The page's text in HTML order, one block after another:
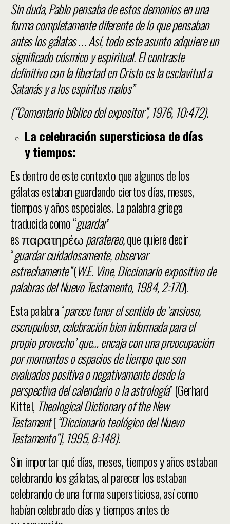
Sin duda, Pablo pensaba de estos demonios en una
forma completamente diferente de lo que pensaban
antes los gálatas . . . Así, todo este asunto adquiere un
significado cósmico y espiritual. El contraste
definitivo con la libertad en Cristo es la esclavitud a
Satanás y a los espíritus malos”
(“Comentario bíblico del expositor”, 1976, 10:472).
La celebración supersticiosa de días
y tiempos:
Es dentro de este contexto que algunos de los
gálatas estaban guardando ciertos días, meses,
tiempos y años especiales. La palabra griega
traducida como “guardar”
es παρατηρέωparatereo,que quiere decir
“guardar cuidadosamente, observar
estrechamente”(W.E. Vine, Diccionario expositivo de
palabras del Nuevo Testamento, 1984, 2:170).
Esta palabra “parece tener el sentido de ‘ansioso,
escrupuloso, celebración bien informada para el
propio provecho’ que… encaja con una preocupación
por momentos o espacios de tiempo que son
evaluados positiva o negativamente desde la
perspectiva del calendario o la astrología” (Gerhard
Kittel, Theological Dictionary of the New
Testament[“Diccionario teológico del Nuevo
Testamento”], 1995, 8:148).
Sin importar qué días, meses, tiempos y años estaban
celebrando los gálatas, al parecer los estaban
celebrando de una forma supersticiosa, así como
habían celebrado días y tiempos antes de